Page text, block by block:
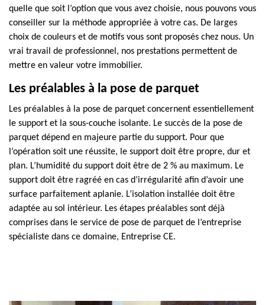
quelle que soit l’option que vous avez choisie, nous pouvons vous
conseiller sur la méthode appropriée à votre cas. De larges
choix de couleurs et de motifs vous sont proposés chez nous. Un
vrai travail de professionnel, nos prestations permettent de
mettre en valeur votre immobilier.
Les préalables à la pose de parquet
Les préalables à la pose de parquet concernent essentiellement
le support et la sous-couche isolante. Le succès de la pose de
parquet dépend en majeure partie du support. Pour que
l’opération soit une réussite, le support doit être propre, dur et
plan. L’humidité du support doit être de 2 % au maximum. Le
support doit être ragréé en cas d’irrégularité afin d’avoir une
surface parfaitement aplanie. L’isolation installée doit être
adaptée au sol intérieur. Les étapes préalables sont déjà
comprises dans le service de pose de parquet de l’entreprise
spécialiste dans ce domaine, Entreprise CE.